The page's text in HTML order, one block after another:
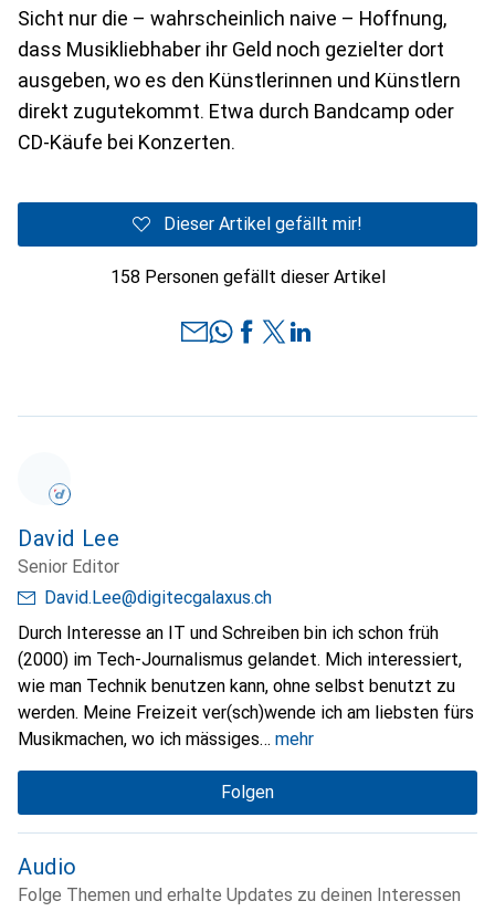
Sicht nur die – wahrscheinlich naive – Hoffnung,
dass Musikliebhaber ihr Geld noch gezielter dort
ausgeben, wo es den Künstlerinnen und Künstlern
direkt zugutekommt. Etwa durch Bandcamp oder
CD-Käufe bei Konzerten.
Dieser Artikel gefällt mir!
158 Personen gefällt dieser Artikel
David Lee
Senior Editor
David.Lee@digitecgalaxus.ch
Durch Interesse an IT und Schreiben bin ich schon früh
(2000) im Tech-Journalismus gelandet. Mich interessiert,
wie man Technik benutzen kann, ohne selbst benutzt zu
werden. Meine Freizeit ver(sch)wende ich am liebsten fürs
Musikmachen, wo ich mässiges
mehr
Folgen
Audio
Folge Themen und erhalte Updates zu deinen Interessen